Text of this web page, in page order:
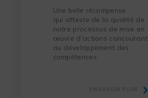
Une belle récompense
qui atteste de la qualité de
notre processus de mise en
œuvre d’actions concourant
au développement des
compétences.